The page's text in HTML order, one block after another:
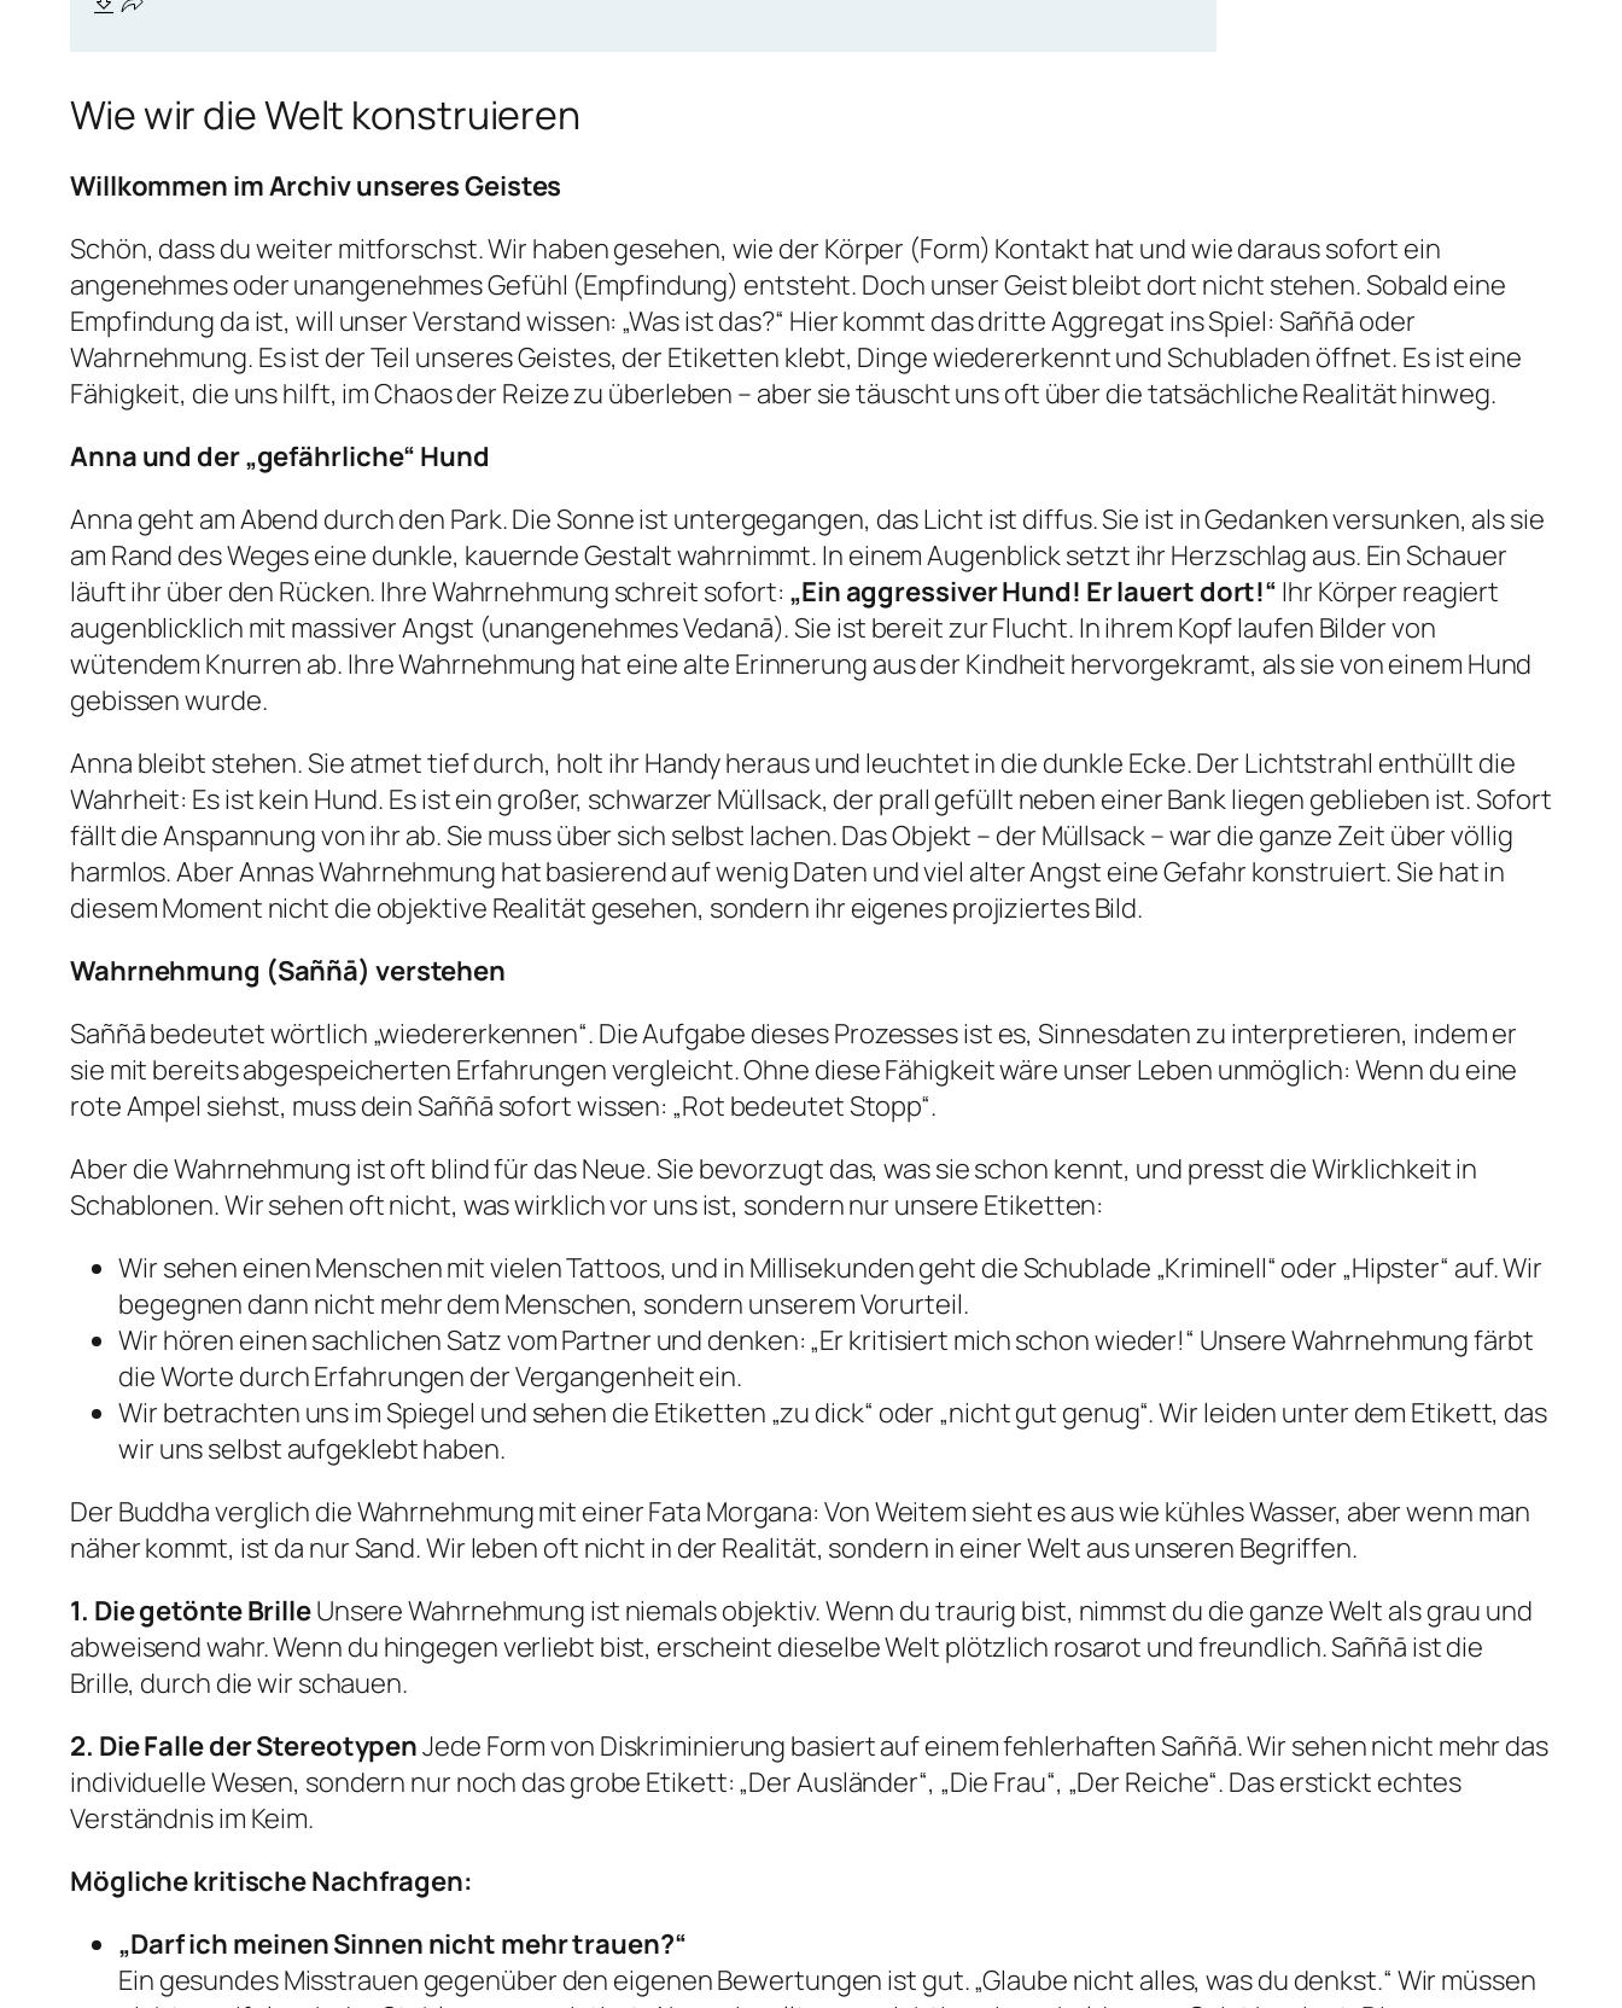
Wie wir die Welt konstruieren
Willkommen im Archiv unseres Geistes
Schön, dass du weiter mitforschst. Wir haben gesehen, wie der Körper (Form) Kontakt hat und wie daraus sofort ein
angenehmes oder unangenehmes Gefühl (Empfindung) entsteht. Doch unser Geist bleibt dort nicht stehen. Sobald eine
Empfindung da ist, will unser Verstand wissen: „Was ist das?“ Hier kommt das dritte Aggregat ins Spiel: Saññā oder
Wahrnehmung. Es ist der Teil unseres Geistes, der Etiketten klebt, Dinge wiedererkennt und Schubladen öffnet. Es ist eine
Fähigkeit, die uns hilft, im Chaos der Reize zu überleben – aber sie täuscht uns oft über die tatsächliche Realität hinweg.
Anna und der „gefährliche“ Hund
Anna geht am Abend durch den Park. Die Sonne ist untergegangen, das Licht ist diffus. Sie ist in Gedanken versunken, als sie
am Rand des Weges eine dunkle, kauernde Gestalt wahrnimmt. In einem Augenblick setzt ihr Herzschlag aus. Ein Schauer
läuft ihr über den Rücken. Ihre Wahrnehmung schreit sofort: „Ein aggressiver Hund! Er lauert dort!“ Ihr Körper reagiert
augenblicklich mit massiver Angst (unangenehmes Vedanā). Sie ist bereit zur Flucht. In ihrem Kopf laufen Bilder von
wütendem Knurren ab. Ihre Wahrnehmung hat eine alte Erinnerung aus der Kindheit hervorgekramt, als sie von einem Hund
gebissen wurde.
Anna bleibt stehen. Sie atmet tief durch, holt ihr Handy heraus und leuchtet in die dunkle Ecke. Der Lichtstrahl enthüllt die
Wahrheit: Es ist kein Hund. Es ist ein großer, schwarzer Müllsack, der prall gefüllt neben einer Bank liegen geblieben ist. Sofort
fällt die Anspannung von ihr ab. Sie muss über sich selbst lachen. Das Objekt – der Müllsack – war die ganze Zeit über völlig
harmlos. Aber AnnasWahrnehmung hat basierend auf wenig Daten und viel alter Angst eine Gefahr konstruiert. Sie hat in
diesem Moment nicht die objektive Realität gesehen, sondern ihr eigenes projiziertes Bild.
Wahrnehmung (Saññā) verstehen
Saññābedeutet wörtlich „wiedererkennen“. Die Aufgabe dieses Prozesses ist es, Sinnesdaten zu interpretieren, indem er
sie mit bereits abgespeicherten Erfahrungen vergleicht. Ohne diese Fähigkeit wäre unser Leben unmöglich: Wenn du eine
rote Ampel siehst, muss deinSaññā sofort wissen: „Rot bedeutet Stopp“.
Aber die Wahrnehmung ist oft blind für das Neue. Sie bevorzugt das, was sie schon kennt, und presst die Wirklichkeit in
Schablonen. Wir sehen oft nicht, was wirklich vor uns ist, sondern nur unsere Etiketten:
Wir sehen einen Menschen mit vielen Tattoos, und in Millisekunden geht die Schublade „Kriminell“ oder „Hipster“ auf. Wir
begegnen dann nicht mehr dem Menschen, sondern unserem Vorurteil.
Wir hören einen sachlichen Satz vom Partner und denken: „Er kritisiert michschon wieder!“ Unsere Wahrnehmung färbt
die Worte durch Erfahrungen der Vergangenheit ein.
Wir betrachten uns im Spiegel und sehen die Etiketten „zu dick“ oder „nicht gut genug“. Wir leiden unter dem Etikett, das
wir uns selbst aufgeklebt haben.
Der Buddha verglich die Wahrnehmung mit einer Fata Morgana: Von Weitem sieht es aus wie kühles Wasser, aber wenn man
näher kommt, ist da nur Sand. Wir leben oft nicht in der Realität, sondern in einer Welt aus unseren Begriffen.
1. Die getönte BrilleUnsere Wahrnehmung ist niemals objektiv. Wenn du traurig bist, nimmst du die ganze Welt als grau und
abweisend wahr. Wenn du hingegen verliebt bist, erscheint dieselbe Welt plötzlich rosarot und freundlich.Saññā ist die
Brille, durch die wir schauen.
2. Die Falle der StereotypenJede Form von Diskriminierung basiert auf einem fehlerhaftenSaññā. Wir sehen nicht mehr das
individuelle Wesen, sondern nur noch das grobe Etikett: „Der Ausländer“, „Die Frau“, „Der Reiche“. Das erstickt echtes
Verständnis im Keim.
Mögliche kritische Nachfragen:
„Darf ich meinen Sinnen nicht mehr trauen?“
Ein gesundes Misstrauen gegenüber den eigenen Bewertungen ist gut. „Glaube nicht alles, was du denkst.“ Wir müssen